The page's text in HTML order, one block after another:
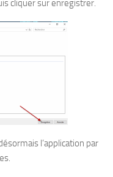
cliquer sur enregistrer.
l’application par